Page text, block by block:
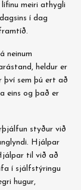
meiri athygli
í dag
neinum
heldur er
því sem þú ert að
eins og það er
styður við
Hjálpar
til við að
í sjálfstýringu
hugur,